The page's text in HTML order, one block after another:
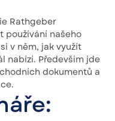
Rathgeber
používání našeho
v něm, jak využít
nabízí. Především jde
dokumentů a